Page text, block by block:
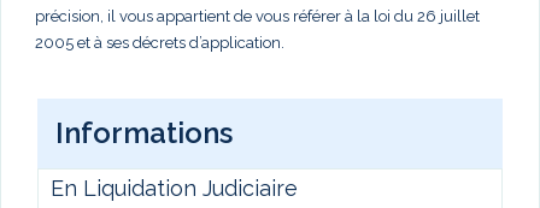
précision, il vous appartient de vous référer à la loi du 26 juillet
2005 et à ses décrets d’application.
Informations
En Liquidation Judiciaire